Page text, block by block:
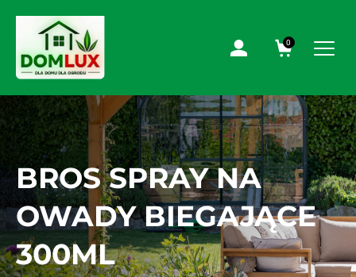
0
BROS SPRAY NA
OWADY BIEGAJĄCE
300ML